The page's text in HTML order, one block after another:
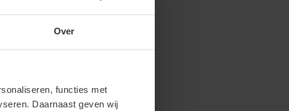
Over
functies met
Daarnaast geven wij